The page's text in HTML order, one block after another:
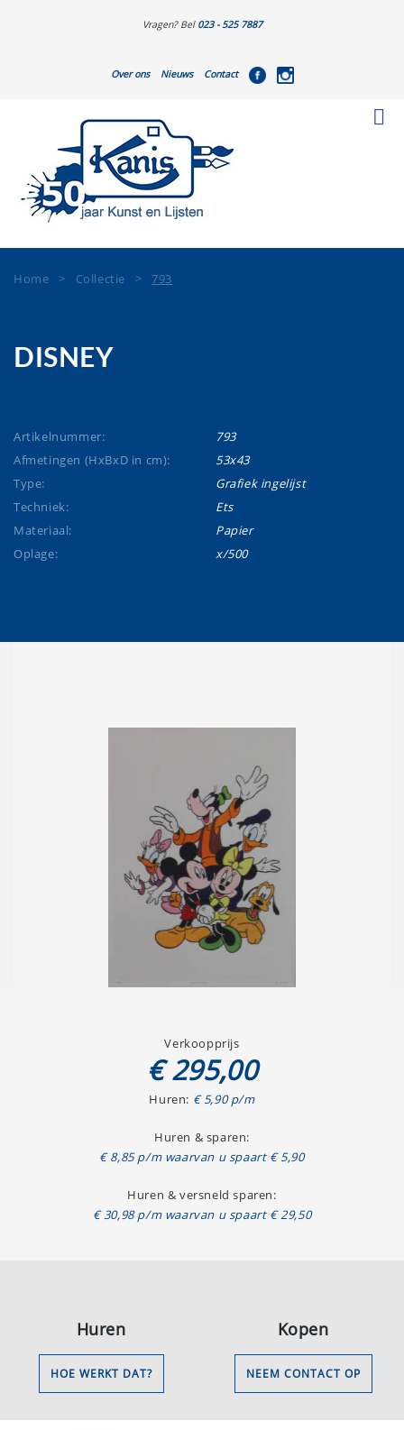
Vragen? Bel 023 - 525 7887
Over ons Nieuws Contact
Home > Collectie >793
DISNEY
Artikelnummer:
793
Afmetingen (HxBxD in cm):
53x43
Type:
Grafiek ingelijst
Techniek:
Ets
Materiaal:
Papier
Oplage:
x/500
Verkoopprijs
€ 295,00
Huren: € 5,90 p/m
Huren & sparen:
€ 8,85 p/m waarvan u spaart € 5,90
Huren & versneld sparen:
€ 30,98 p/m waarvan u spaart € 29,50
Huren
HOE WERKT DAT?
Kopen
NEEM CONTACT OP